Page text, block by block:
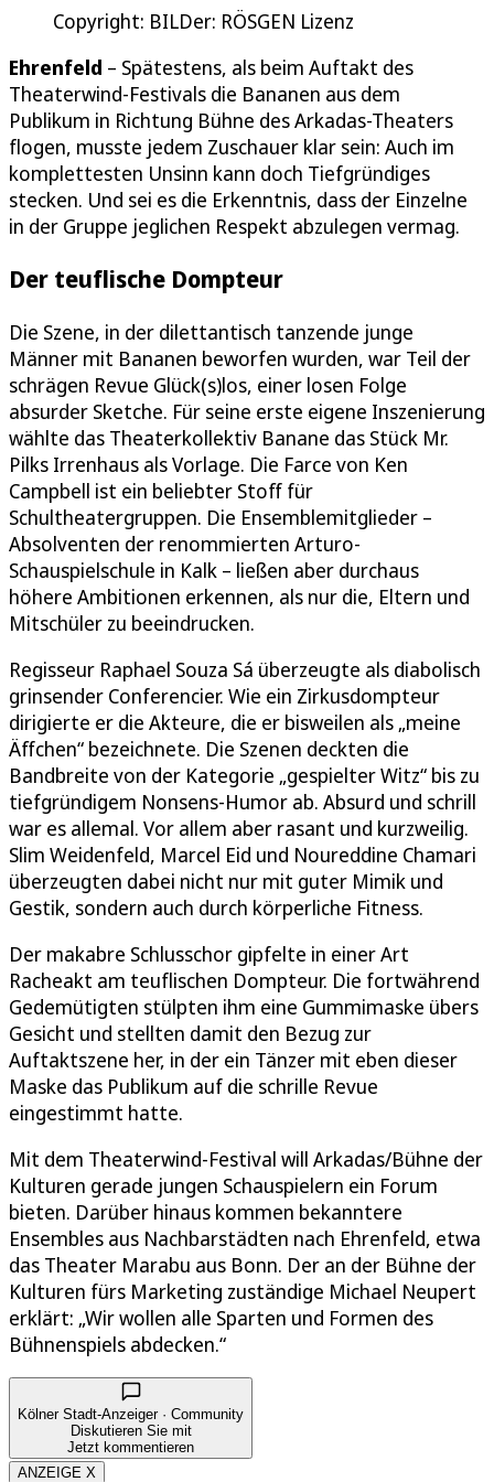
Copyright: BILDer: RÖSGEN Lizenz
Ehrenfeld – Spätestens, als beim Auftakt des
Theaterwind-Festivals die Bananen aus dem
Publikum in Richtung Bühne des Arkadas-Theaters
flogen, musste jedem Zuschauer klar sein: Auch im
komplettesten Unsinn kann doch Tiefgründiges
stecken. Und sei es die Erkenntnis, dass der Einzelne
in der Gruppe jeglichen Respekt abzulegen vermag.
Der teuflische Dompteur
Die Szene, in der dilettantisch tanzende junge
Männer mit Bananen beworfen wurden, war Teil der
schrägen Revue Glück(s)los, einer losen Folge
absurder Sketche. Für seine erste eigene Inszenierung
wählte das Theaterkollektiv Banane das Stück Mr.
Pilks Irrenhaus als Vorlage. Die Farce von Ken
Campbell ist ein beliebter Stoff für
Schultheatergruppen. Die Ensemblemitglieder –
Absolventen der renommierten Arturo-
Schauspielschule in Kalk – ließen aber durchaus
höhere Ambitionen erkennen, als nur die, Eltern und
Mitschüler zu beeindrucken.
Regisseur Raphael Souza Sá überzeugte als diabolisch
grinsender Conferencier. Wie ein Zirkusdompteur
dirigierte er die Akteure, die er bisweilen als „meine
Äffchen“ bezeichnete. Die Szenen deckten die
Bandbreite von der Kategorie „gespielter Witz“ bis zu
tiefgründigem Nonsens-Humor ab. Absurd und schrill
war es allemal. Vor allem aber rasant und kurzweilig.
Slim Weidenfeld, Marcel Eid und Noureddine Chamari
überzeugten dabei nicht nur mit guter Mimik und
Gestik, sondern auch durch körperliche Fitness.
Der makabre Schlusschor gipfelte in einer Art
Racheakt am teuflischen Dompteur. Die fortwährend
Gedemütigten stülpten ihm eine Gummimaske übers
Gesicht und stellten damit den Bezug zur
Auftaktszene her, in der ein Tänzer mit eben dieser
Maske das Publikum auf die schrille Revue
eingestimmt hatte.
Mit dem Theaterwind-Festival will Arkadas/Bühne der
Kulturen gerade jungen Schauspielern ein Forum
bieten. Darüber hinaus kommen bekanntere
Ensembles aus Nachbarstädten nach Ehrenfeld, etwa
das Theater Marabu aus Bonn. Der an der Bühne der
Kulturen fürs Marketing zuständige Michael Neupert
erklärt: „Wir wollen alle Sparten und Formen des
Bühnenspiels abdecken.“
Kölner Stadt-Anzeiger · Community
Diskutieren Sie mit
Jetzt kommentieren
ANZEIGE X